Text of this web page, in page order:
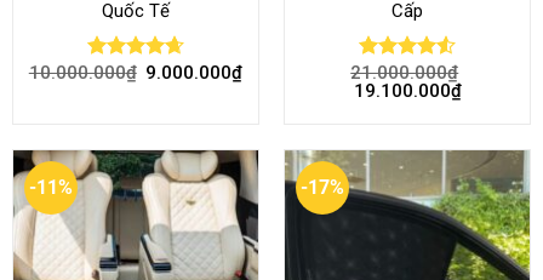
Quốc Tế
Rated 4.68
10.000.000₫ 9.000.000₫
Cấp
Rated4.52
out of 5
21.000.000₫
19.100.000₫
-11% -17%